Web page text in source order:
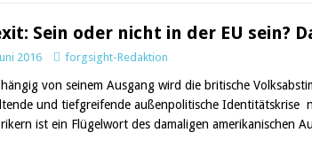
Sein oder nicht in der EU sein?
2016 forgsight-Redaktion
von seinem Ausgang wird die britische
und tiefgreifende außenpolitische
ist ein Flügelwort des damaligen amerikanischen